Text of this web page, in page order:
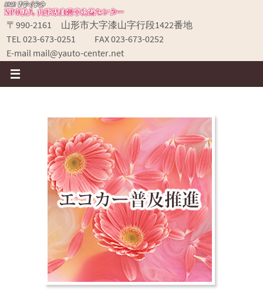
コ
ン
テ
ン
ツ
〒990-2161 山形市大字漆山字行段1422番地
TEL 023-673-0251 FAX 023-673-0252
E-mail mail@yauto-center.net